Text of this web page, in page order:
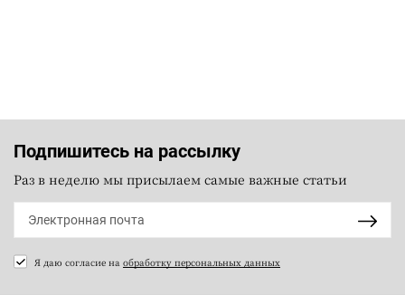
Подпишитесь на рассылку
Раз в неделю мы присылаем самые важные статьи
Я даю согласие на обработку персональных данных